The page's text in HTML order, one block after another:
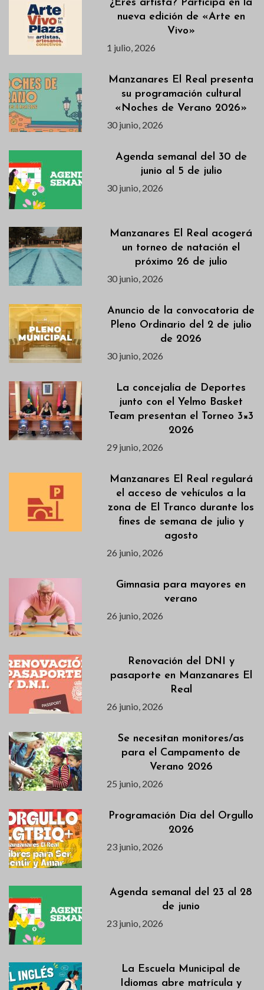
¿Eres artista? Participa en la
nueva edición de «Arte en
Vivo»
1 julio, 2026
Manzanares El Real presenta
su programación cultural
«Noches de Verano 2026»
30 junio, 2026
Agenda semanal del 30 de
junio al 5 de julio
30 junio, 2026
Manzanares El Real acogerá
un torneo de natación el
próximo 26 de julio
30 junio, 2026
Anuncio de la convocatoria de
Pleno Ordinario del 2 de julio
de 2026
30 junio, 2026
La concejalía de Deportes
junto con el Yelmo Basket
Team presentan el Torneo 3×3
2026
29 junio, 2026
Manzanares El Real regulará
el acceso de vehículos a la
zona de El Tranco durante los
fines de semana de julio y
agosto
26 junio, 2026
Gimnasia para mayores en
verano
26 junio, 2026
Renovación del DNI y
pasaporte en Manzanares El
Real
26 junio, 2026
Se necesitan monitores/as
para el Campamento de
Verano 2026
25 junio, 2026
Programación Día del Orgullo
2026
23 junio, 2026
Agenda semanal del 23 al 28
de junio
23 junio, 2026
La Escuela Municipal de
Idiomas abre matrícula y